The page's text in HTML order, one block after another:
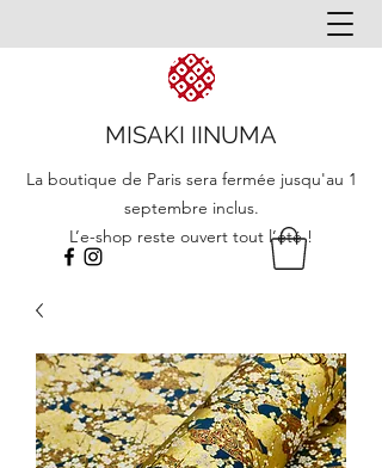
MISAKI IINUMA
La boutique de Paris sera fermée jusqu'au 1
septembre inclus.
L’e-shop reste ouvert tout l’été !